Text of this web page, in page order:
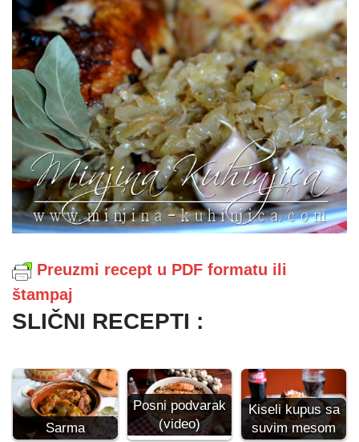
Preuzmi recept u PDF formatu ili
štampaj
SLIČNI RECEPTI :
Sarma
Posni podvarak
(video)
Kiseli kupus sa
suvim mesom